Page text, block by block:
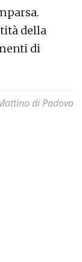
della
di
di Padova